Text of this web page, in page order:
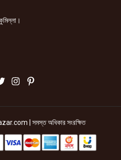
| সমস্ত অধিকার সংরক্ষিত